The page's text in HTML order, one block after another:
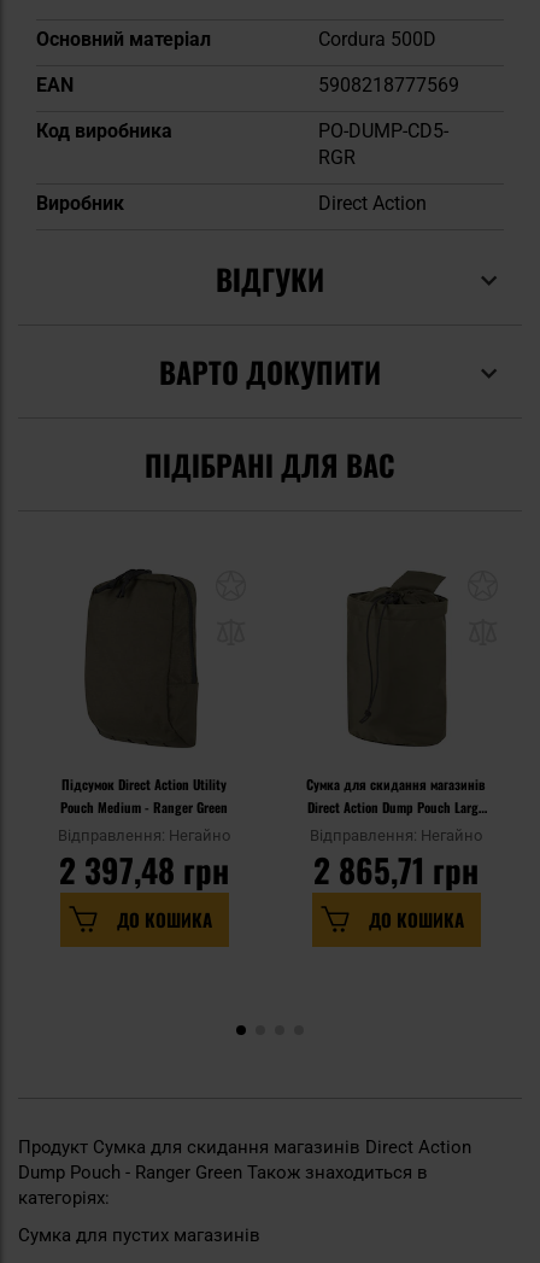
Основний матеріал
Cordura 500D
EAN
5908218777569
Код виробника
PO-DUMP-CD5-
RGR
Виробник
Direct Action
ВІДГУКИ
ВАРТО ДОКУПИТИ
ПІДІБРАНІ ДЛЯ ВАС
Підсумок Direct Action Utility
Pouch Medium - Ranger Green
Відправлення: Негайно
2 397,48 грн
ДО КОШИКА
Сумка для скидання магазинів
Direct Action Dump Pouch Large
- Ranger Green
Відправлення: Негайно
2 865,71 грн
ДО КОШИКА
Продукт Сумка для скидання магазинів Direct Action
Dump Pouch - Ranger Green Також знаходиться в
категоріях:
Сумка для пустих магазинів